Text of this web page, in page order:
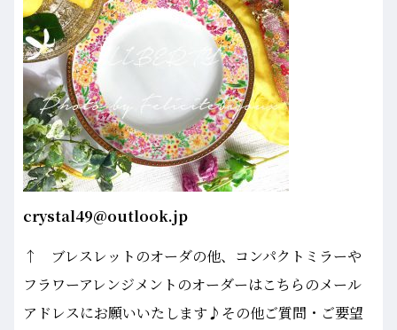
crystal49@outlook.jp
↑ ブレスレットのオーダの他、コンパクトミラーや
フラワーアレンジメントのオーダーはこちらのメール
アドレスにお願いいたします♪その他ご質問・ご要望